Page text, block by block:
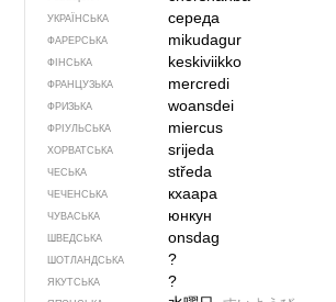
УКРАЇНСЬКА середа
ФАРЕРСЬКА mikudagur
ФІНСЬКА keskiviikko
ФРАНЦУЗЬКА mercredi
ФРИЗЬКА woansdei
ФРІУЛЬСЬКА miercus
ХОРВАТСЬКА srijeda
ЧЕСЬКА středa
ЧЕЧЕНСЬКА кхаара
ЧУВАСЬКА юнкун
ШВЕДСЬКА onsdag
ШОТЛАНДСЬКА ?
ЯКУТСЬКА ?